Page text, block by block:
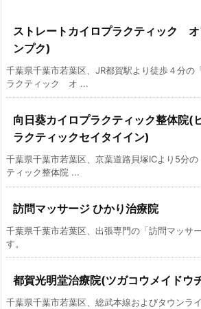
ストレートカイロプラクティック
ンプク)
千葉県千葉市若葉区、JR都賀駅より徒歩４分の
ラクティック オ ...
向日葵カイロプラクティック整体院(
ラクティックセイタイイン)
千葉県千葉市若葉区、京葉道路貝塚ICより5分
ティック整体院 ...
訪問マッサージ ひかり治療院
千葉県千葉市若葉区、出張専門の「訪問マッサ
す。
都賀光明堂治療院(ツガコウメイドウ
千葉県千葉市若葉区、総武本線およびタウンラ